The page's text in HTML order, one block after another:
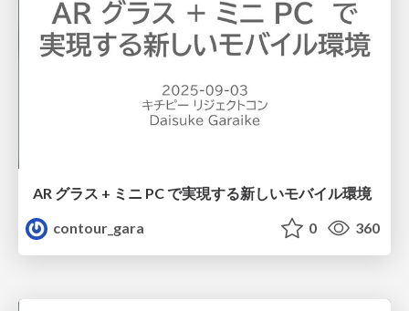
AR グラス + ミニ PC で実現する新しいモバイル環境
contour_gara
0 360